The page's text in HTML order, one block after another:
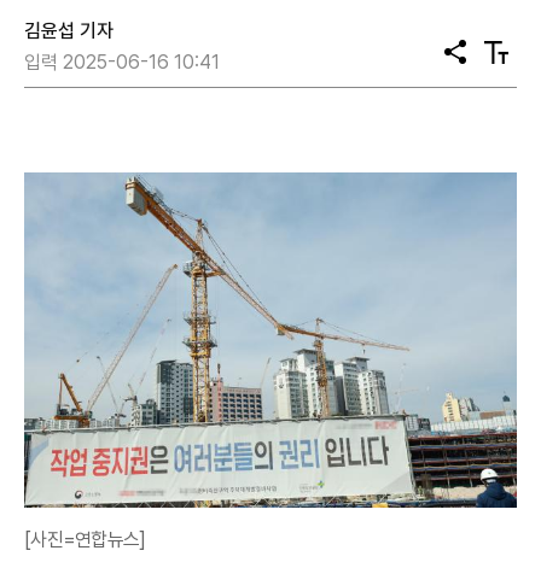
김윤섭 기자
입력 2025-06-16 10:41
공
유
텍
스
[사진=연합뉴스]